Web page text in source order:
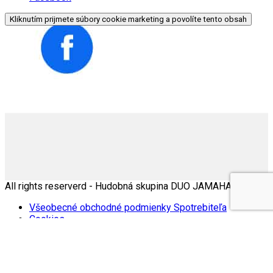
Kliknutím prijmete súbory cookie marketing a povolíte tento obsah
All rights reserverd - Hudobná skupina DUO JAMAHA |
Všeobecné obchodné podmienky Spotrebiteľa
Cookies